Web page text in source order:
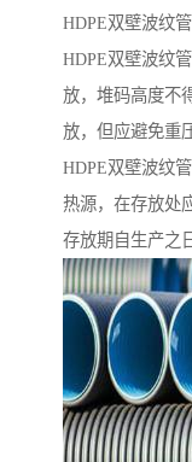
HDPE双壁波纹
HDPE双壁波纹
放，堆码高度不
放，但应避免重
HDPE双壁波纹
热源，在存放处
存放期自生产之